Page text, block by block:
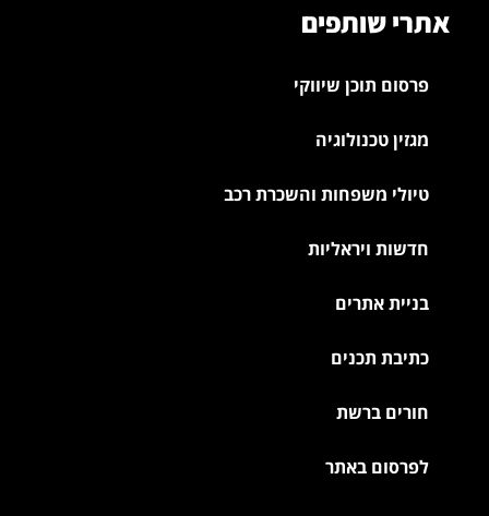
אתרי שותפים
פרסום תוכן שיווקי
מגזין טכנולוגיה
טיולי משפחות והשכרת רכב
חדשות ויראליות
בניית אתרים
כתיבת תכנים
חורים ברשת
לפרסום באתר